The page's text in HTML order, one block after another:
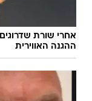
אחרי שורת
ההגנה האווירית